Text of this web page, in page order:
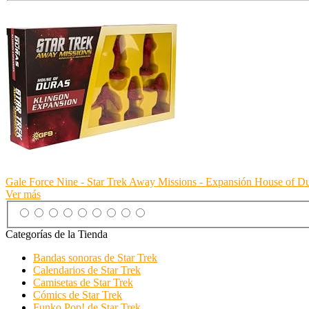
Gale Force Nine - Star Trek Away Missions - Expansión House of
Ver más
Categorías de la Tienda
Bandas sonoras de Star Trek
Calendarios de Star Trek
Camisetas de Star Trek
Cómics de Star Trek